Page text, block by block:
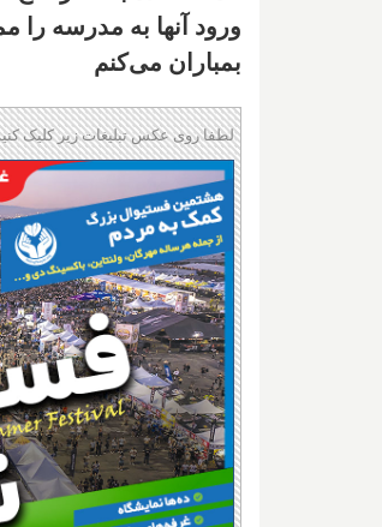
ورود آنها به مدرسه
بمباران می‌کنم
لطفا روی عکس تبلیغات زیر کلیک